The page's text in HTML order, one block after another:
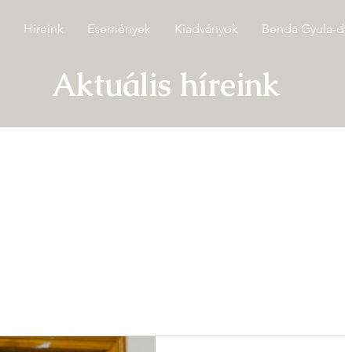
Híreink Események Kiadványok Benda Gyula-
Aktuális híreink